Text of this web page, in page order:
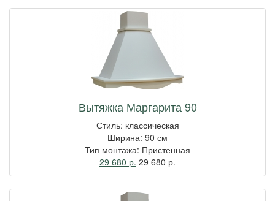
Вытяжка Маргарита 90
Стиль: классическая
Ширина: 90 см
Тип монтажа: Пристенная
29 680 р. 29 680 р.